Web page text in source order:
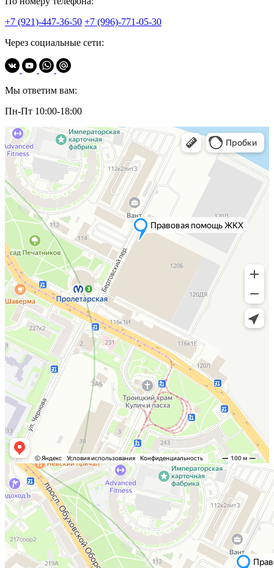
+7 (921)-447-36-50 +7 (996)-771-05-30
Через социальные сети:
Мы ответим вам:
Пн-Пт 10:00-18:00